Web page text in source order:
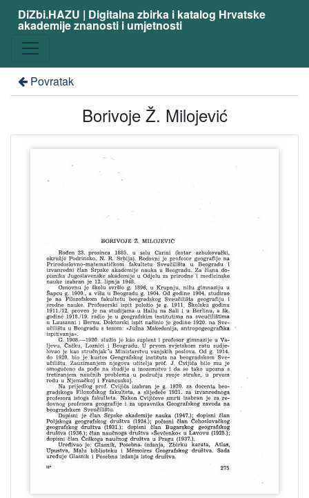
DiZbi.HAZU | Digitalna zbirka i katalog Hrvatske
akademije znanosti i umjetnosti
Povratak
Borivoje Ž. Milojević